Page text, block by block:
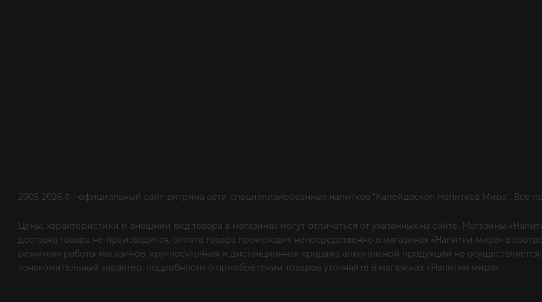
2005-2026 © - официальный сайт-витрина сети специализированных напитков "Калейдоскоп Напитков Мира". Все
Цены, характеристики и внешний вид товара в магазинах могут отличаться от указанных на сайте. Магазины
доставка товара не производится, оплата товара происходит непосредственно в магазинах «Напитки мира» в
режимом работы магазинов, круглосуточная и дистанционная продажа алкогольной продукции не
ознакомительный характер, подробности о приобретении товаров уточняйте в магазинах «Напитки мира».